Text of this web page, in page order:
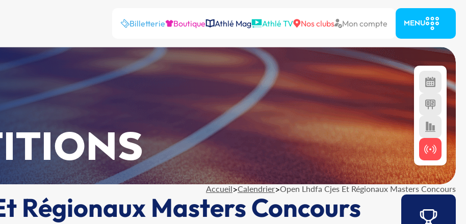
Billetterie Boutique Athlé Mag Athlé TV Nos clubs Mon compte MENU
Accueil>Calendrier>Open Lhdfa Cjes Et Régionaux Masters Concours
Régionaux Masters Concours